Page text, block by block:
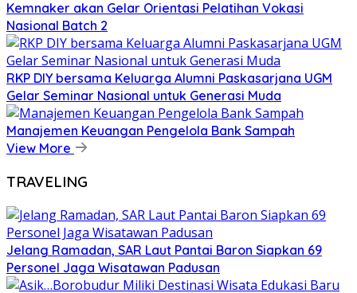
Kemnaker akan Gelar Orientasi Pelatihan Vokasi
Nasional Batch 2
RKP DIY bersama Keluarga Alumni Paskasarjana UGM
Gelar Seminar Nasional untuk Generasi Muda
Manajemen Keuangan Pengelola Bank Sampah
View More
TRAVELING
Jelang Ramadan, SAR Laut Pantai Baron Siapkan 69
Personel Jaga Wisatawan Padusan